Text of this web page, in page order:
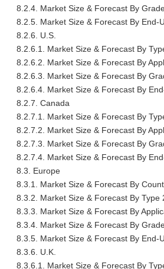
8.2.4. Market Size & Forecast By
8.2.5. Market Size & Forecast By End-
8.2.6. U.S.
8.2.6.1. Market Size & Forecast By
8.2.6.2. Market Size & Forecast By
8.2.6.3. Market Size & Forecast By
8.2.6.4. Market Size & Forecast By
8.2.7. Canada
8.2.7.1. Market Size & Forecast By
8.2.7.2. Market Size & Forecast By
8.2.7.3. Market Size & Forecast By
8.2.7.4. Market Size & Forecast By
8.3. Europe
8.3.1. Market Size & Forecast By
8.3.2. Market Size & Forecast By Type
8.3.3. Market Size & Forecast By
8.3.4. Market Size & Forecast By
8.3.5. Market Size & Forecast By End-
8.3.6. U.K.
8.3.6.1. Market Size & Forecast By